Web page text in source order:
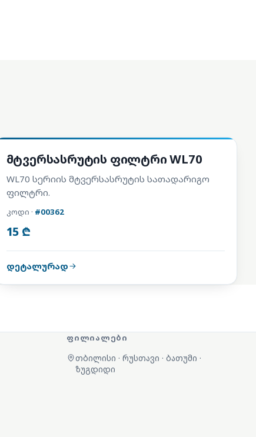
მტვერსასრუტები და ნაწილები
მტვერსასრუტის ფილტრი WL70
WL70 სერიის მტვერსასრუტის სათადარიგო
ფილტრი.
კოდი · #00362
15 ₾
დეტალურად
ᲤᲘᲚᲘᲐᲚᲔᲑᲘ
თბილისი · რუსთავი · ბათუმი ·
ზუგდიდი